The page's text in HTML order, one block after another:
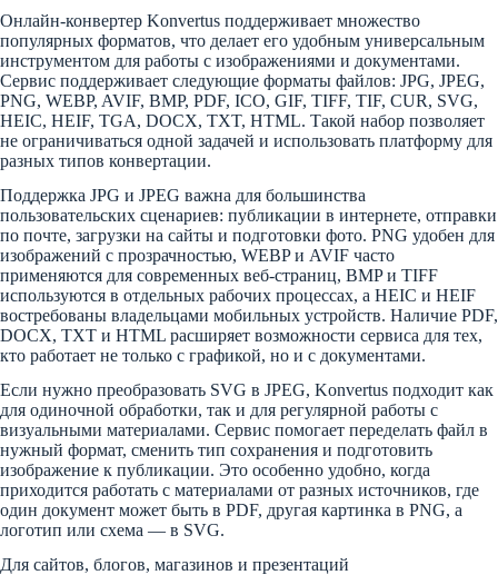
Онлайн-конвертер Konvertus поддерживает множество
популярных форматов, что делает его удобным универсальным
инструментом для работы с изображениями и документами.
Сервис поддерживает следующие форматы файлов: JPG, JPEG,
PNG, WEBP, AVIF, BMP, PDF, ICO, GIF, TIFF, TIF, CUR, SVG,
HEIC, HEIF, TGA, DOCX, TXT, HTML. Такой набор позволяет
не ограничиваться одной задачей и использовать платформу для
разных типов конвертации.
Поддержка JPG и JPEG важна для большинства
пользовательских сценариев: публикации в интернете, отправки
по почте, загрузки на сайты и подготовки фото. PNG удобен для
изображений с прозрачностью, WEBP и AVIF часто
применяются для современных веб-страниц, BMP и TIFF
используются в отдельных рабочих процессах, а HEIC и HEIF
востребованы владельцами мобильных устройств. Наличие PDF,
DOCX, TXT и HTML расширяет возможности сервиса для тех,
кто работает не только с графикой, но и с документами.
Если нужно преобразовать SVG в JPEG, Konvertus подходит как
для одиночной обработки, так и для регулярной работы с
визуальными материалами. Сервис помогает переделать файл в
нужный формат, сменить тип сохранения и подготовить
изображение к публикации. Это особенно удобно, когда
приходится работать с материалами от разных источников, где
один документ может быть в PDF, другая картинка в PNG, а
логотип или схема — в SVG.
Для сайтов, блогов, магазинов и презентаций